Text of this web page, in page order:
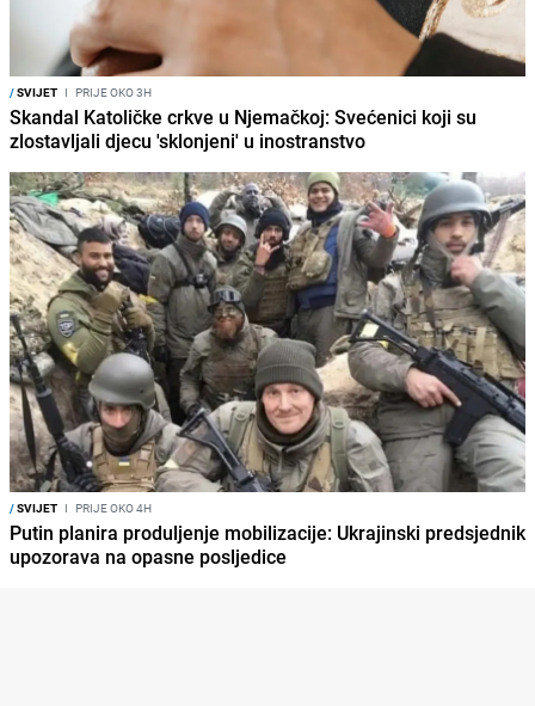
/SVIJET I PRIJE OKO 3H
Skandal Katoličke crkve u Njemačkoj: Svećenici koji su
zlostavljali djecu 'sklonjeni' u inostranstvo
/SVIJET I PRIJE OKO 4H
Putin planira produljenje mobilizacije: Ukrajinski predsjednik
upozorava na opasne posljedice